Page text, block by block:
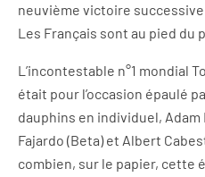
neuvième victoire successive
Les Français sont au pied du
L’incontestable n°1 mondial
était pour l’occasion épaulé
dauphins en individuel, Adam
Fajardo (Beta) et Albert
combien, sur le papier, cette